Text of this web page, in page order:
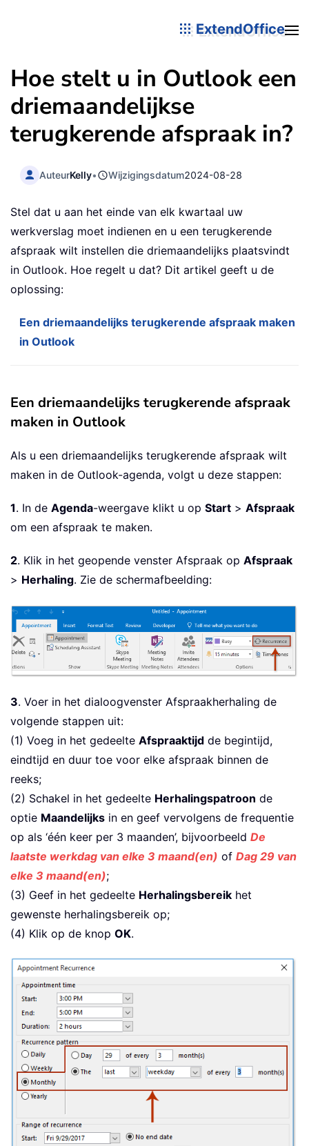
ExtendOffice
Hoe stelt u in Outlook een
driemaandelijkse
terugkerende afspraak in?
AuteurKelly• Wijzigingsdatum2024-08-28
Stel dat u aan het einde van elk kwartaal uw
werkverslag moet indienen en u een terugkerende
afspraak wilt instellen die driemaandelijks plaatsvindt
in Outlook. Hoe regelt u dat? Dit artikel geeft u de
oplossing:
Een driemaandelijks terugkerende afspraak maken
in Outlook
Een driemaandelijks terugkerende afspraak
maken in Outlook
Als u een driemaandelijks terugkerende afspraak wilt
maken in de Outlook-agenda, volgt u deze stappen:
1. In de Agenda-weergave klikt u op Start > Afspraak
om een afspraak te maken.
2. Klik in het geopende venster Afspraak op Afspraak
> Herhaling. Zie de schermafbeelding:
3. Voer in het dialoogvenster Afspraakherhaling de
volgende stappen uit:
(1) Voeg in het gedeelte Afspraaktijd de begintijd,
eindtijd en duur toe voor elke afspraak binnen de
reeks;
(2) Schakel in het gedeelte Herhalingspatroon de
optie Maandelijks in en geef vervolgens de frequentie
op als ‘één keer per 3 maanden’, bijvoorbeeld De
laatste werkdag van elke 3 maand(en) of Dag 29 van
elke 3 maand(en);
(3) Geef in het gedeelte Herhalingsbereik het
gewenste herhalingsbereik op;
(4) Klik op de knop OK.